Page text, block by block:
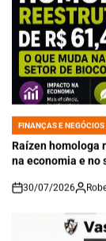
POSTED
IN
FINANÇAS E NEGÓCIOS
Raízen homologa
na economia e no
on
30/07/2026